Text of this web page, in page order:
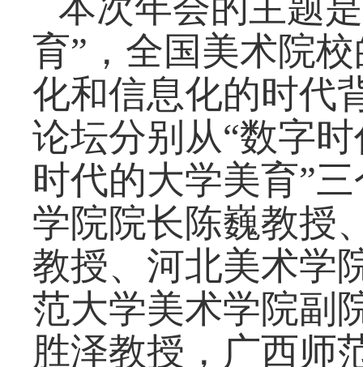
本次年会的主题是
育”，全国美术院
化和信息化的时代
论坛分别从“数字
时代的大学美育”
学院院长陈巍教授
教授、河北美术学
范大学美术学院副
胜泽教授，广西师